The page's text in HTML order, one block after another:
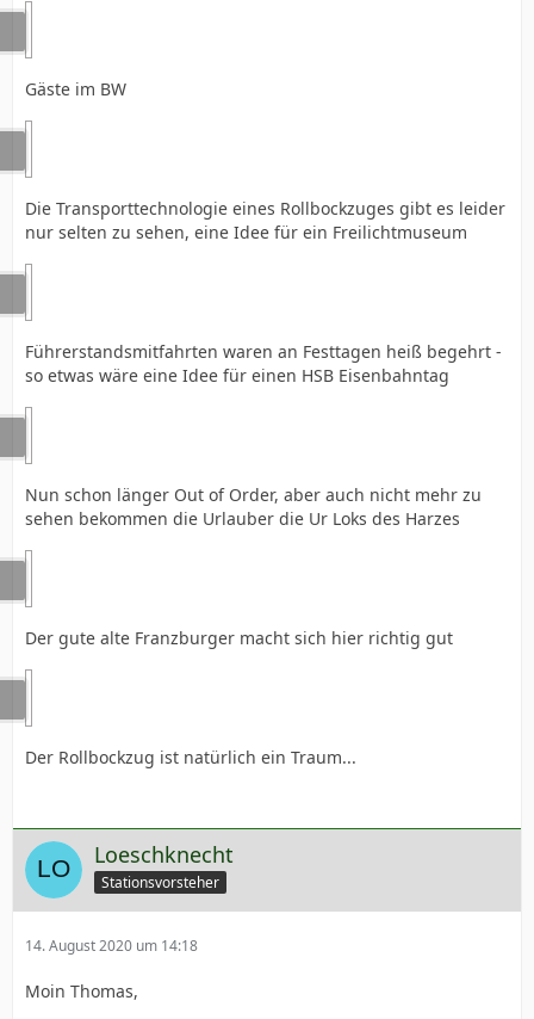
Gäste im BW
Die Transporttechnologie eines Rollbockzuges gibt es leider
nur selten zu sehen, eine Idee für ein Freilichtmuseum
Führerstandsmitfahrten waren an Festtagen heiß begehrt -
so etwas wäre eine Idee für einen HSB Eisenbahntag
Nun schon länger Out of Order, aber auch nicht mehr zu
sehen bekommen die Urlauber die Ur Loks des Harzes
Der gute alte Franzburger macht sich hier richtig gut
Der Rollbockzug ist natürlich ein Traum...
Loeschknecht
Stationsvorsteher
14. August 2020 um 14:18
Moin Thomas,